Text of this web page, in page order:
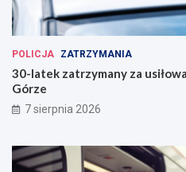
POLICJA ZATRZYMANIA
30-latek zatrzymany za
Górze
7 sierpnia 2026